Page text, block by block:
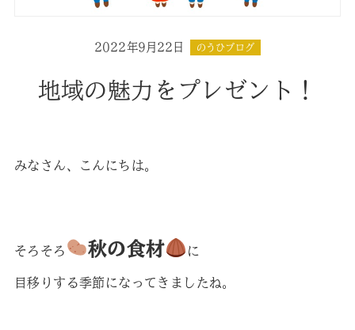
2022年9月22日 のうひブログ
地域の魅力をプレゼント！
みなさん、こんにちは。
そろそろ 秋の食材 に
目移りする季節になってきましたね。